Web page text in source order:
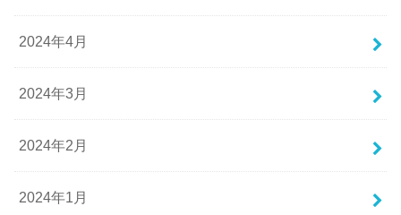
2024年4月
2024年3月
2024年2月
2024年1月